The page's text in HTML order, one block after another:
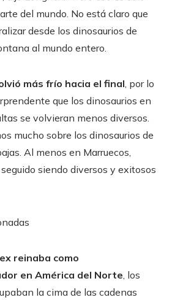
del mundo. No está claro que
desde los dinosaurios de
al mundo entero.
más frío hacia el final, por lo
que los dinosaurios en
se volvieran menos diversos.
mucho sobre los dinosaurios de
Al menos en Marruecos,
siendo diversos y exitosos
reinaba como
en América del Norte, los
la cima de las cadenas